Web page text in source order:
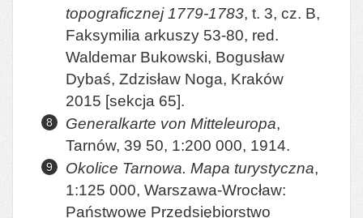
topograficznej 1779-1783, t. 3, cz. B,
Faksymilia arkuszy 53-80, red.
Waldemar Bukowski, Bogusław
Dybaś, Zdzisław Noga, Kraków
2015 [sekcja 65].
Generalkarte von Mitteleuropa,
Tarnów, 39 50, 1:200 000, 1914.
Okolice Tarnowa. Mapa turystyczna,
1:125 000, Warszawa-Wrocław:
Państwowe Przedsiębiorstwo